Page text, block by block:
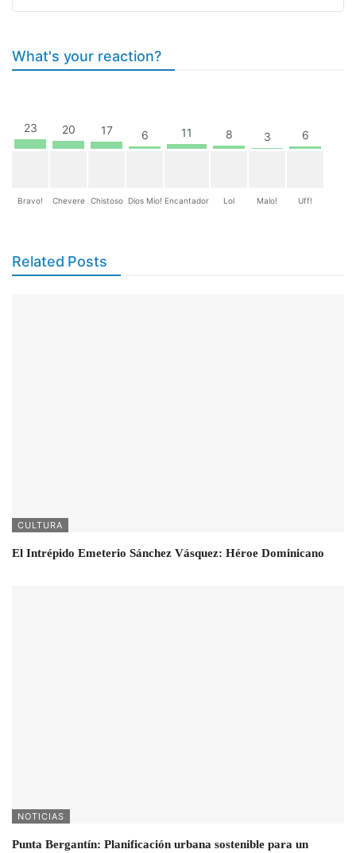
What's your reaction?
23
Bravo!
20
Chevere
17
Chistoso
6
Dios Mio!
11
Encantador
8
Lol
3
Malo!
6
Uff!
Related Posts
CULTURA
El Intrépido Emeterio Sánchez Vásquez: Héroe Dominicano
NOTICIAS
Punta Bergantín: Planificación urbana sostenible para un